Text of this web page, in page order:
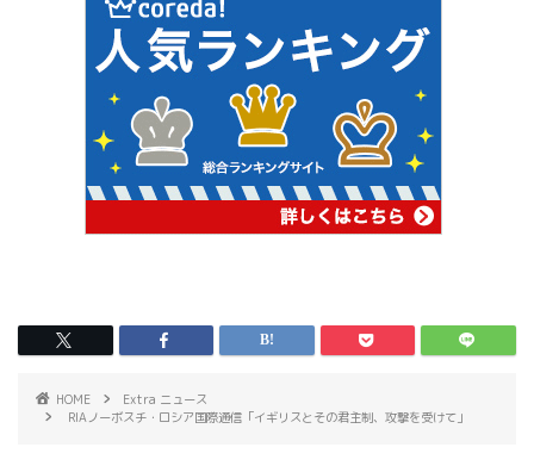
HOME
Extra ニュース
RIAノーボスチ・ロシア国際通信「イギリスとその君主制、攻撃を受けて」